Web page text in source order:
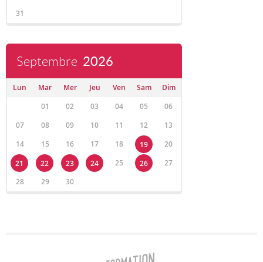
31
Septembre 2026
Lun Mar Mer Jeu Ven Sam
Dim
01
02 03 04 05
06
07
08 09 10 11 12
13
14
15 16 17 18 19
20
21
22 23 24 25 26
27
28
29 30